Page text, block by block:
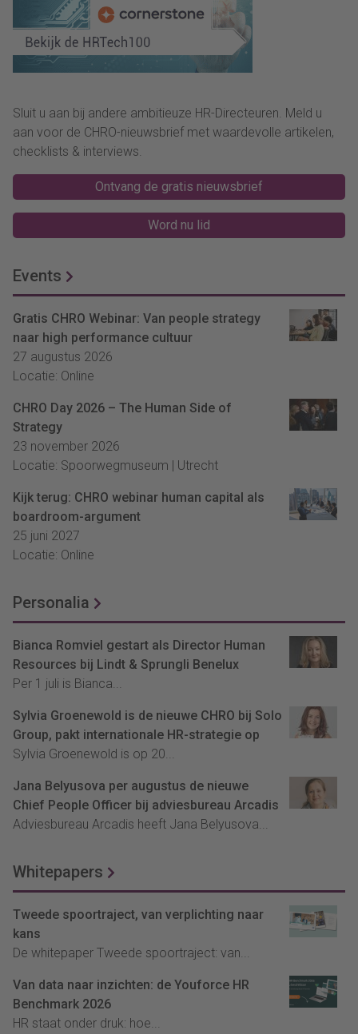
Sluit u aan bij andere ambitieuze HR-Directeuren. Meld u
aan voor de CHRO-nieuwsbrief met waardevolle artikelen,
checklists & interviews.
Ontvang de gratis nieuwsbrief
Word nu lid
Events
Gratis CHRO Webinar: Van people strategy
naar high performance cultuur
27 augustus 2026
Locatie: Online
CHRO Day 2026 – The Human Side of
Strategy
23 november 2026
Locatie: Spoorwegmuseum | Utrecht
Kijk terug: CHRO webinar human capital als
boardroom-argument
25 juni 2027
Locatie: Online
Personalia
Bianca Romviel gestart als Director Human
Resources bij Lindt & Sprungli Benelux
Per 1 juli is Bianca...
Sylvia Groenewold is de nieuwe CHRO bij Solo
Group, pakt internationale HR-strategie op
Sylvia Groenewold is op 20...
Jana Belyusova per augustus de nieuwe
Chief People Officer bij adviesbureau Arcadis
Adviesbureau Arcadis heeft Jana Belyusova...
Whitepapers
Tweede spoortraject, van verplichting naar
kans
De whitepaper Tweede spoortraject: van...
Van data naar inzichten: de Youforce HR
Benchmark 2026
HR staat onder druk: hoe...